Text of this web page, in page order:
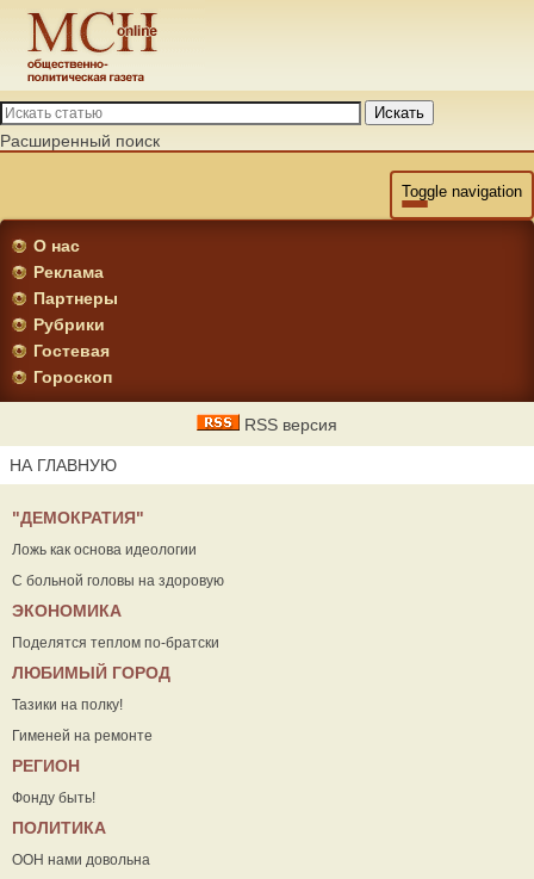
Искать
Расширенный поиск
Toggle navigation
О нас
Реклама
Партнеры
Рубрики
Гостевая
Гороскоп
RSS версия
НА ГЛАВНУЮ
"ДЕМОКРАТИЯ"
Ложь как основа идеологии
С больной головы на здоровую
ЭКОНОМИКА
Поделятся теплом по-братски
ЛЮБИМЫЙ ГОРОД
Тазики на полку!
Гименей на ремонте
РЕГИОН
Фонду быть!
ПОЛИТИКА
ООН нами довольна